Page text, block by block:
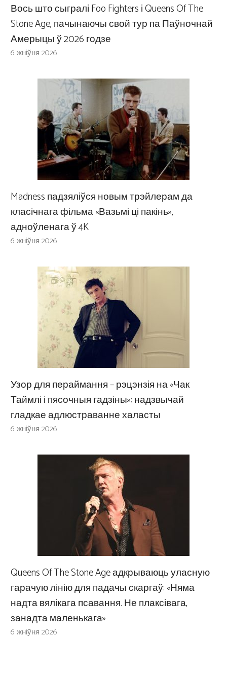
Вось што сыгралі Foo Fighters і Queens Of The
Stone Age, пачынаючы свой тур па Паўночнай
Амерыцы ў 2026 годзе
6 жніўня 2026
Madness падзяліўся новым трэйлерам да
класічнага фільма «Вазьмі ці пакінь»,
адноўленага ў 4K
6 жніўня 2026
Узор для пераймання – рэцэнзія на «Чак
Таймлі і пясочныя гадзіны»: надзвычай
гладкае адлюстраванне халасты
6 жніўня 2026
Queens Of The Stone Age адкрываюць уласную
гарачую лінію для падачы скаргаў: «Няма
надта вялікага псавання. Не плаксівага,
занадта маленькага»
6 жніўня 2026